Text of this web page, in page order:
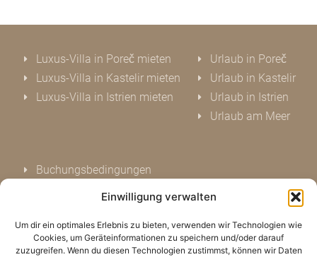
Einwilligung verwalten
Um dir ein optimales Erlebnis zu bieten, verwenden wir Technologien wie
Cookies, um Geräteinformationen zu speichern und/oder darauf
zuzugreifen. Wenn du diesen Technologien zustimmst, können wir Daten
Luxus-Villa in Poreč mieten
Luxus-Villa in Kastelir mieten
Luxus-Villa in Istrien mieten
Urlaub in Poreč
Urlaub in Kastelir
Urlaub in Istrien
Urlaub am Meer
Buchungsbedingungen
Kontakt
Bewerten Sie uns